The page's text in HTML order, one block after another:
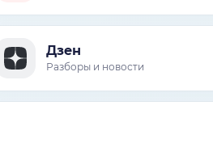
Дзен
Разборы и новости